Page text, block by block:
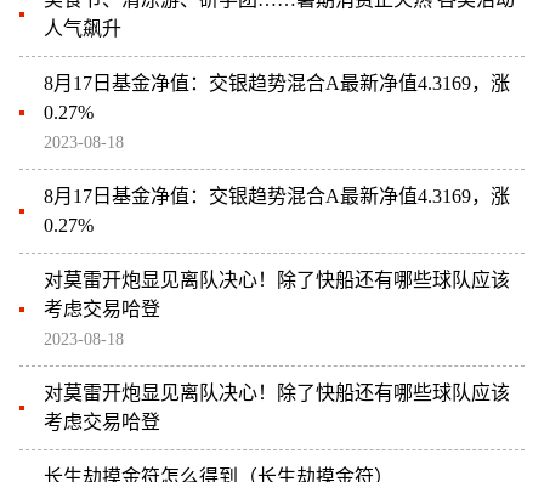
人气飙升
8月17日基金净值：交银趋势混合A最新净值4.3169，涨
0.27%
2023-08-18
8月17日基金净值：交银趋势混合A最新净值4.3169，涨
0.27%
对莫雷开炮显见离队决心！除了快船还有哪些球队应该
考虑交易哈登
2023-08-18
对莫雷开炮显见离队决心！除了快船还有哪些球队应该
考虑交易哈登
长生劫摸金符怎么得到（长生劫摸金符）